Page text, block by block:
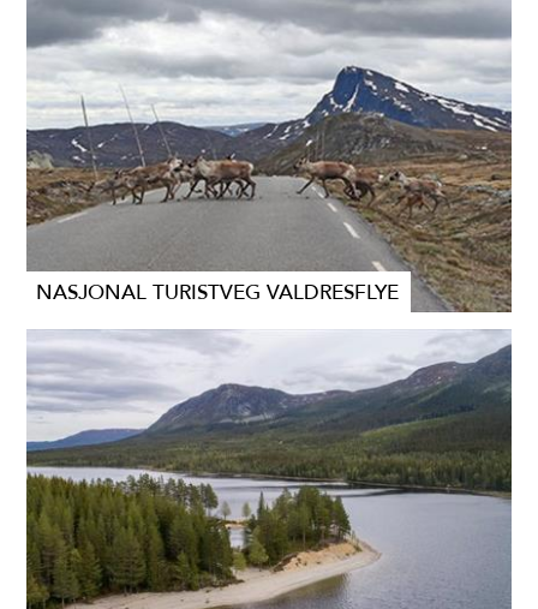
NASJONAL TURISTVEG VALDRESFLYE